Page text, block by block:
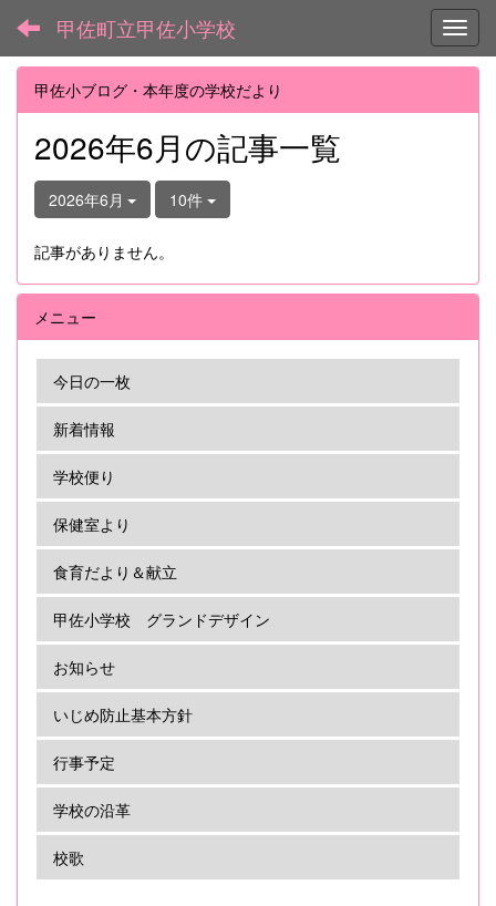
甲佐町立甲佐小学校
甲佐小ブログ・本年度の学校だより
2026年6月の記事一覧
2026年6月 10件
記事がありません。
メニュー
今日の一枚
新着情報
学校便り
保健室より
食育だより＆献立
甲佐小学校 グランドデザイン
お知らせ
いじめ防止基本方針
行事予定
学校の沿革
校歌